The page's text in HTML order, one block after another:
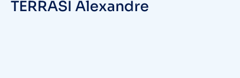
TERRASI Alexandre